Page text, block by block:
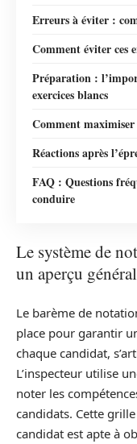
Erreurs à éviter :
Comment éviter ces
Préparation :
exercices blancs
Comment
Réactions après
FAQ : Questions
conduire
Le système de
un aperçu général
Le barème de
place pour garantir
chaque candidat,
L’inspecteur utilise
noter les
candidats. Cette
candidat est apte à